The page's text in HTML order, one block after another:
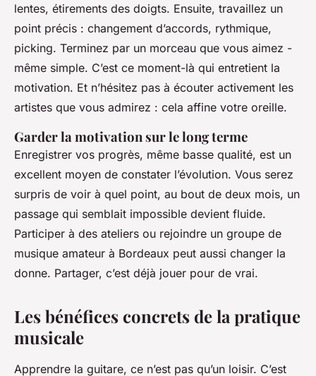
lentes, étirements des doigts. Ensuite, travaillez un
point précis : changement d’accords, rythmique,
picking. Terminez par un morceau que vous aimez -
même simple. C’est ce moment-là qui entretient la
motivation. Et n’hésitez pas à écouter activement les
artistes que vous admirez : cela affine votre oreille.
Garder la motivation sur le long terme
Enregistrer vos progrès, même basse qualité, est un
excellent moyen de constater l’évolution. Vous serez
surpris de voir à quel point, au bout de deux mois, un
passage qui semblait impossible devient fluide.
Participer à des ateliers ou rejoindre un groupe de
musique amateur à Bordeaux peut aussi changer la
donne. Partager, c’est déjà jouer pour de vrai.
Les bénéfices concrets de la pratique
musicale
Apprendre la guitare, ce n’est pas qu’un loisir. C’est